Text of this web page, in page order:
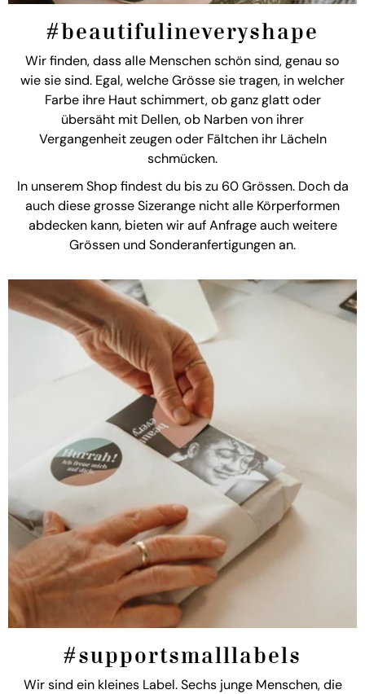
#beautifulineveryshape
Wir finden, dass alle Menschen schön sind, genau so
wie sie sind. Egal, welche Grösse sie tragen, in welcher
Farbe ihre Haut schimmert, ob ganz glatt oder
übersäht mit Dellen, ob Narben von ihrer
Vergangenheit zeugen oder Fältchen ihr Lächeln
schmücken.
In unserem Shop findest du bis zu 60 Grössen. Doch da
auch diese grosse Sizerange nicht alle Körperformen
abdecken kann, bieten wir auf Anfrage auch weitere
Grössen und Sonderanfertigungen an.
#supportsmalllabels
Wir sind ein kleines Label. Sechs junge Menschen, die